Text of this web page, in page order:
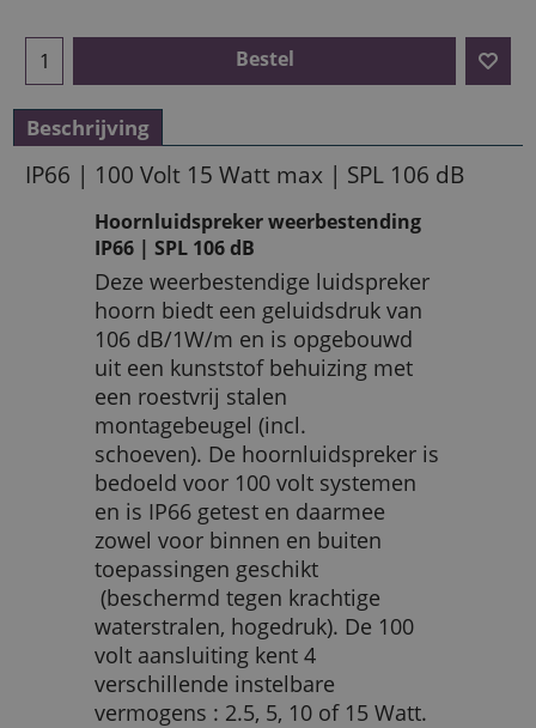
Bestel
Beschrijving
IP66 | 100 Volt 15 Watt max | SPL 106 dB
Hoornluidspreker weerbestending
IP66 | SPL 106 dB
Deze weerbestendige luidspreker
hoorn biedt een geluidsdruk van
106 dB/1W/m en is opgebouwd
uit een kunststof behuizing met
een roestvrij stalen
montagebeugel (incl.
schoeven). De hoornluidspreker is
bedoeld voor 100 volt systemen
en is IP66 getest en daarmee
zowel voor binnen en buiten
toepassingen geschikt
(beschermd tegen krachtige
waterstralen, hogedruk). De 100
volt aansluiting kent 4
verschillende instelbare
vermogens : 2.5, 5, 10 of 15 Watt.